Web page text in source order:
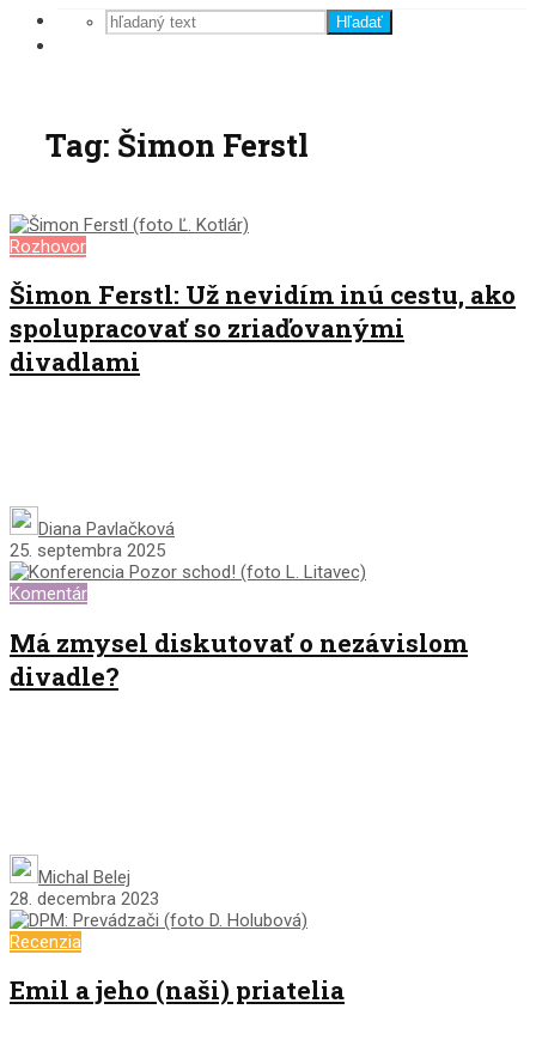
Hľadať
Tag: Šimon Ferstl
Rozhovor
Šimon Ferstl: Už nevidím inú cestu, ako
spolupracovať so zriaďovanými
divadlami
Diana Pavlačková
25. septembra 2025
Komentár
Má zmysel diskutovať o nezávislom
divadle?
Michal Belej
28. decembra 2023
Recenzia
Emil a jeho (naši) priatelia